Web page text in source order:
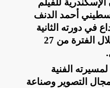
للفيلم
أحمد الدنف
في دورته الثانية
عشرة، المقرر إقامتها خلال الفترة من 27
.
الفنية
التصوير وصناعة